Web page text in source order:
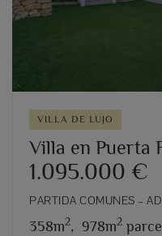
VILLA DE LUJO
Villa en Puerta
1.095.000 €
PARTIDA COMUNES –
358m2, 978m2